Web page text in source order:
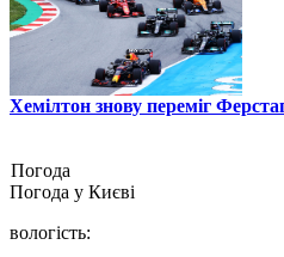
Хемілтон знову переміг
Погода
Погода у Києві
вологість: